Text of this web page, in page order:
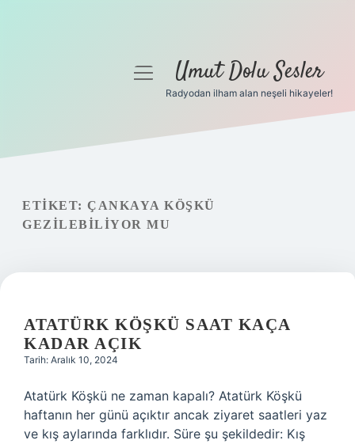
Gizlilik Politikası
Hakkımızda
menüyüUmut Dolu Sesler
Radyodan ilham alan neşeli hikayeler!
ETIKET: ÇANKAYA KÖŞKÜ
GEZILEBILIYOR MU
ATATÜRK KÖŞKÜ SAAT KAÇA
KADAR AÇIK
Tarih: Aralık 10, 2024
Atatürk Köşkü ne zaman kapalı? Atatürk Köşkü
haftanın her günü açıktır ancak ziyaret saatleri yaz
ve kış aylarında farklıdır. Süre şu şekildedir: Kış